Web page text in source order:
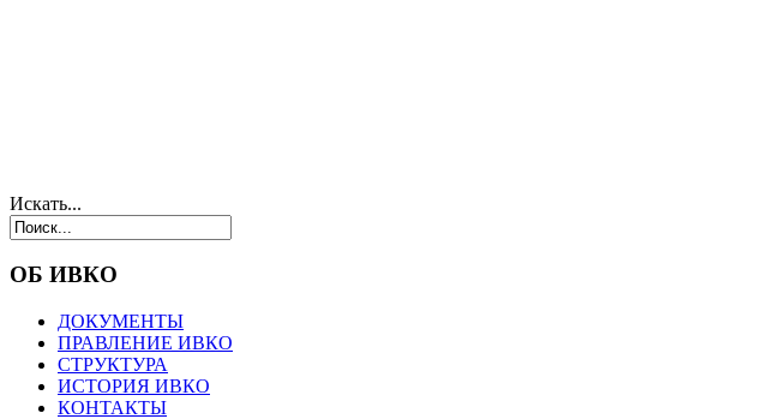
Искать...
ОБ ИВКО
ДОКУМЕНТЫ
ПРАВЛЕНИЕ ИВКО
СТРУКТУРА
ИСТОРИЯ ИВКО
КОНТАКТЫ